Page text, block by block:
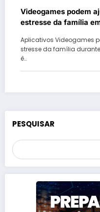
Videogames podem
estresse da família
Aplicativos Videogames
stresse da família
ê…
PESQUISAR